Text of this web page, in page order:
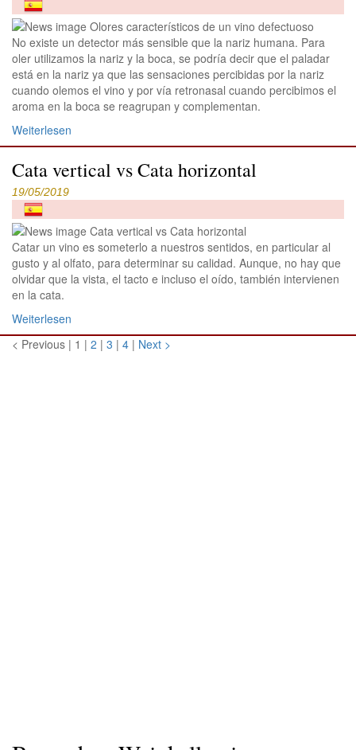
No existe un detector más sensible que la nariz humana. Para
oler utilizamos la nariz y la boca, se podría decir que el paladar
está en la nariz ya que las sensaciones percibidas por la nariz
cuando olemos el vino y por vía retronasal cuando percibimos el
aroma en la boca se reagrupan y complementan.
Weiterlesen
Cata vertical vs Cata horizontal
19/05/2019
Catar un vino es someterlo a nuestros sentidos, en particular al
gusto y al olfato, para determinar su calidad. Aunque, no hay que
olvidar que la vista, el tacto e incluso el oído, también intervienen
en la cata.
Weiterlesen
< Previous | 1 | 2 | 3 | 4 | Next >